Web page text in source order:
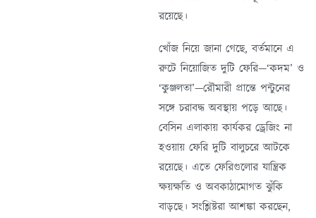
রয়েছে।
খোঁজ নিয়ে জানা গেছে, বর্তমানে এ
রুটে নিয়োজিত দুটি ফেরি—‘কদম’ ও
‘কুঞ্জলতা’—রৌমারী প্রান্তে পন্টুনের
সঙ্গে চরাবদ্ধ অবস্থায় পড়ে আছে।
বেসিন এলাকায় কার্যকর ড্রেজিং না
হওয়ায় ফেরি দুটি বালুচরে আটকে
রয়েছে। এতে ফেরিগুলোর যান্ত্রিক
ক্ষয়ক্ষতি ও অবকাঠামোগত ঝুঁকি
বাড়ছে। সংশ্লিষ্টরা আশঙ্কা করছেন,